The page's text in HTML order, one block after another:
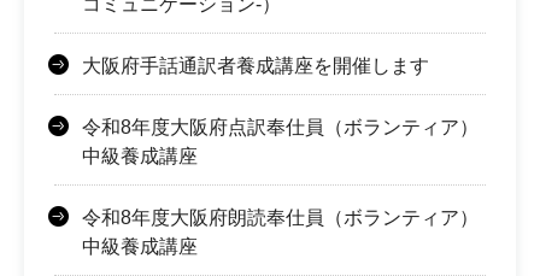
コミュニケーション-）
大阪府手話通訳者養成講座を開催します
令和8年度大阪府点訳奉仕員（ボランティア）
中級養成講座
令和8年度大阪府朗読奉仕員（ボランティア）
中級養成講座